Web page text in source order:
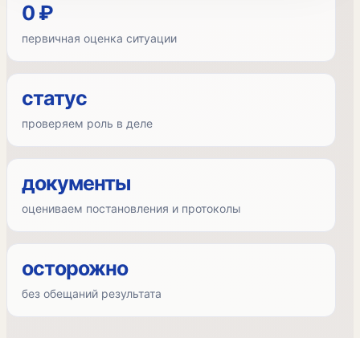
0 ₽
первичная оценка ситуации
статус
проверяем роль в деле
документы
оцениваем постановления и протоколы
осторожно
без обещаний результата